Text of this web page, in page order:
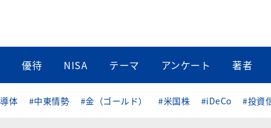
優待 NISA テーマ アンケート 著者
体 #中東情勢 #金（ゴールド） #米国株 #iDeCo #投資